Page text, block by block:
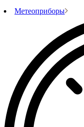
Метеоприборы